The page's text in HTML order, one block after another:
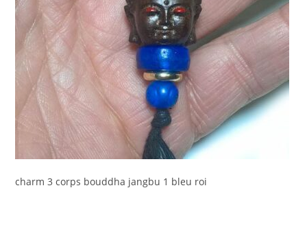
charm 3 corps bouddha jangbu 1 bleu roi